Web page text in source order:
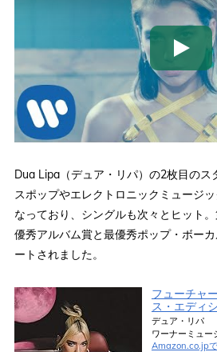
Dua Lipa（デュア・リパ）の2枚目のス
スポップやエレクトロニックミュージ
なっており、シングルも次々とヒット
優秀アルバム賞と最優秀ポップ・ボー
ートされました。
フューチャ
ス・エディ
デュア・リパ
ワーナーミュー
Amazon.co.jp